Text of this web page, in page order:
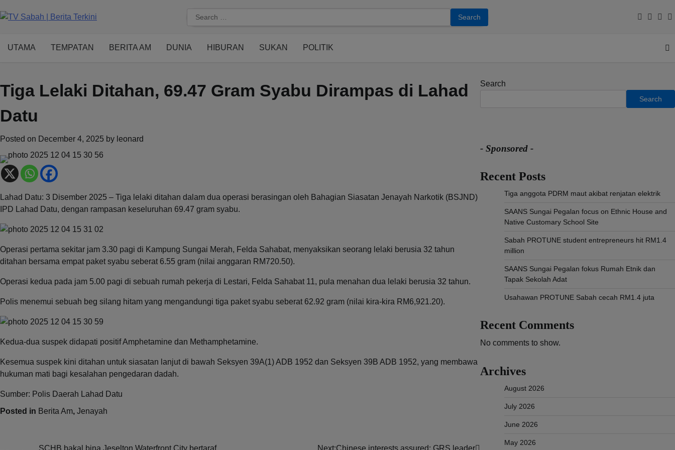
to
Search
for:
Facebook
UTAMA TEMPATAN BERITA AM DUNIA HIBURAN SUKAN POLITIK
Tiga Lelaki Ditahan, 69.47 Gram Syabu Dirampas di Lahad
Datu
Posted on December 4, 2025 by leonard
Lahad Datu: 3 Disember 2025 – Tiga lelaki ditahan dalam dua operasi berasingan oleh Bahagian Siasatan Jenayah Narkotik (BSJND)
IPD Lahad Datu, dengan rampasan keseluruhan 69.47 gram syabu.
Operasi pertama sekitar jam 3.30 pagi di Kampung Sungai Merah, Felda Sahabat, menyaksikan seorang lelaki berusia 32 tahun
ditahan bersama empat paket syabu seberat 6.55 gram (nilai anggaran RM720.50).
Operasi kedua pada jam 5.00 pagi di sebuah rumah pekerja di Lestari, Felda Sahabat 11, pula menahan dua lelaki berusia 32 tahun.
Polis menemui sebuah beg silang hitam yang mengandungi tiga paket syabu seberat 62.92 gram (nilai kira-kira RM6,921.20).
Kedua-dua suspek didapati positif Amphetamine dan Methamphetamine.
Kesemua suspek kini ditahan untuk siasatan lanjut di bawah Seksyen 39A(1) ADB 1952 dan Seksyen 39B ADB 1952, yang membawa
hukuman mati bagi kesalahan pengedaran dadah.
Sumber: Polis Daerah Lahad Datu
Posted in Berita Am, Jenayah
SCHB bakal bina Jeselton Waterfront City bertaraf
Next:Chinese interests assured: GRS leader
Search
Search
- Sponsored -
Recent Posts
Tiga anggota PDRM maut akibat renjatan elektrik
SAANS Sungai Pegalan focus on Ethnic House and
Native Customary School Site
Sabah PROTUNE student entrepreneurs hit RM1.4
million
SAANS Sungai Pegalan fokus Rumah Etnik dan
Tapak Sekolah Adat
Usahawan PROTUNE Sabah cecah RM1.4 juta
Recent Comments
No comments to show.
Archives
August 2026
July 2026
June 2026
May 2026